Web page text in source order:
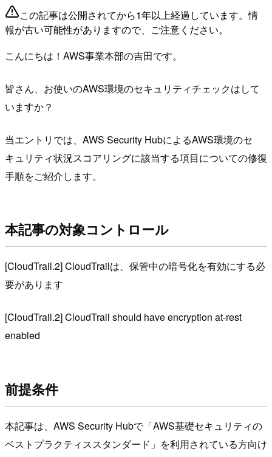
この記事は公開されてから1年以上経過しています。情
報が古い可能性がありますので、ご注意ください。
こんにちは！AWS事業本部の吉田です。
皆さん、お使いのAWS環境のセキュリティチェックはして
いますか？
当エントリでは、AWS Security HubによるAWS環境のセ
キュリティ状況スコアリングに該当する項目についての修復
手順をご紹介します。
本記事の対象コントロール
[CloudTrail.2] CloudTrailは、保管中の暗号化を有効にする必
要があります
[CloudTrail.2] CloudTrail should have encryption at-rest
enabled
前提条件
本記事は、AWS Security Hubで「AWS基礎セキュリティの
ベストプラクティススタンダード」を利用されている方向け